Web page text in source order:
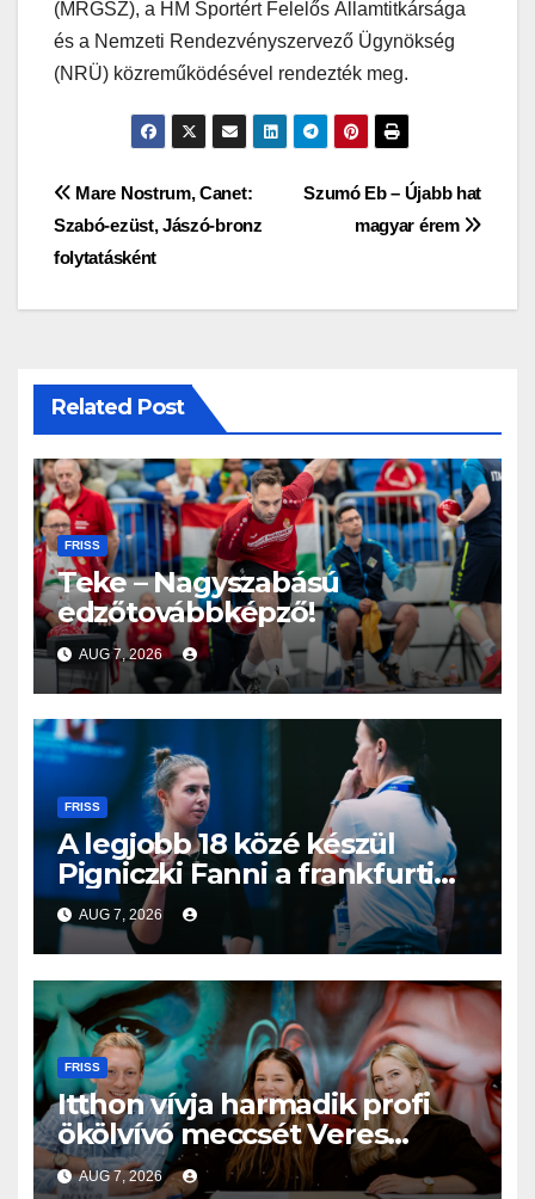
(MRGSZ), a HM Sportért Felelős Államtitkársága
és a Nemzeti Rendezvényszervező Ügynökség
(NRÜ) közreműködésével rendezték meg.
Bejegyzés
navigáció
Szumó Eb – Újabb hat
magyar érem
Mare Nostrum, Canet:
Szabó-ezüst, Jászó-bronz
folytatásként
Related Post
FRISS
Teke – Nagyszabású
edzőtovábbképző!
AUG 7, 2026
FRISS
A legjobb 18 közé készül
Pigniczki Fanni a frankfurti
világbajnokságon
AUG 7, 2026
FRISS
Itthon vívja harmadik profi
ökölvívó meccsét Veres
Roland szeptemberben
AUG 7, 2026